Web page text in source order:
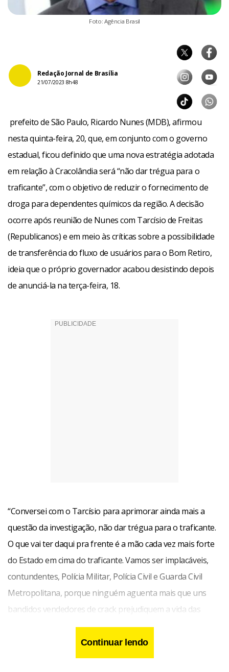
Foto: Agência Brasil
Redação Jornal de Brasília
21/07/2023 8h48
prefeito de São Paulo, Ricardo Nunes (MDB), afirmou
nesta quinta-feira, 20, que, em conjunto com o governo
estadual, ficou definido que uma nova estratégia adotada
em relação à Cracolândia será “não dar trégua para o
traficante”, com o objetivo de reduzir o fornecimento de
droga para dependentes químicos da região. A decisão
ocorre após reunião de Nunes com Tarcísio de Freitas
(Republicanos) e em meio às críticas sobre a possibilidade
de transferência do fluxo de usuários para o Bom Retiro,
ideia que o próprio governador acabou desistindo depois
de anunciá-la na terça-feira, 18.
“Conversei com o Tarcísio para aprimorar ainda mais a
questão da investigação, não dar trégua para o traficante.
O que vai ter daqui pra frente é a mão cada vez mais forte
do Estado em cima do traficante. Vamos ser implacáveis,
contundentes, Polícia Militar, Polícia Civil e Guarda Civil
Metropolitana, porque ninguém aguenta mais que uns
bandidos vendedores de crack prejudiquem a vida das
pessoas”, disse Nunes.
Leia também
Continuar lendo